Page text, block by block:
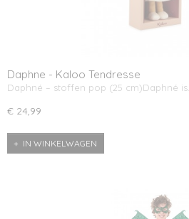
Daphne - Kaloo Tendresse
Daphné – stoffen pop (25 cm)Daphné is…
€ 24,99
IN WINKELWAGEN